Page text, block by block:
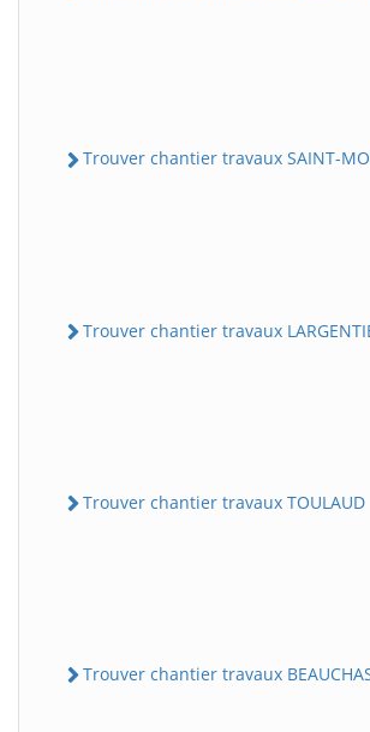
Trouver chantier travaux SAINT-
Trouver chantier travaux
Trouver chantier travaux TOULAUD
Trouver chantier travaux